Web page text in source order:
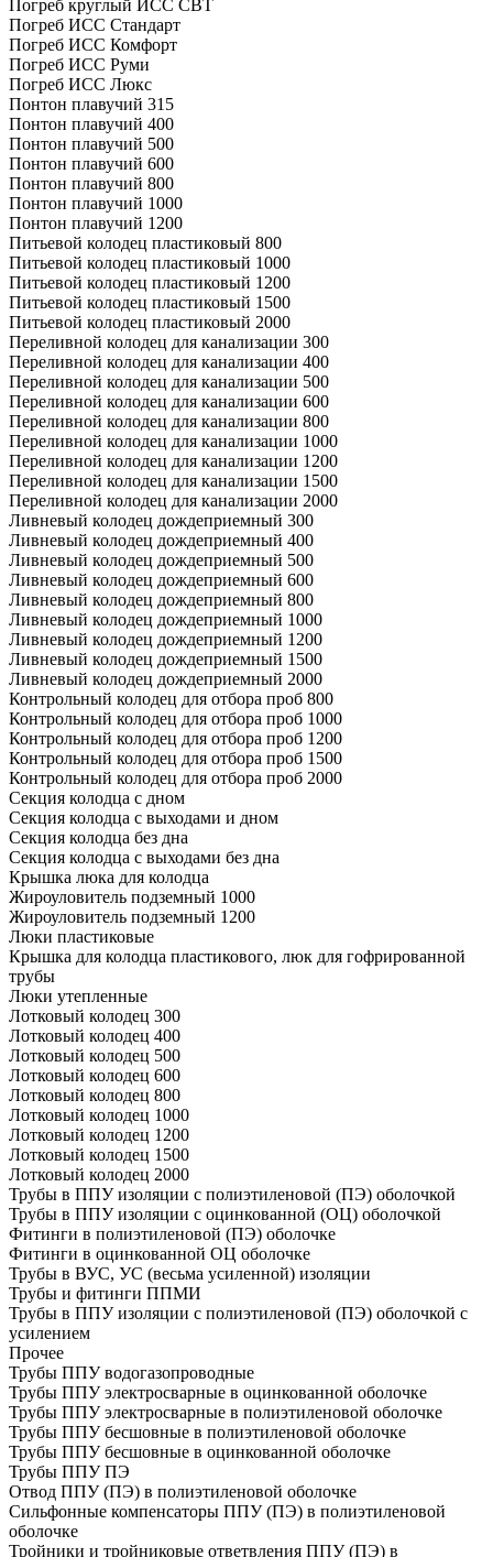
Погреб круглый ИСС СВТ
Погреб ИСС Стандарт
Погреб ИСС Комфорт
Погреб ИСС Руми
Погреб ИСС Люкс
Понтон плавучий 315
Понтон плавучий 400
Понтон плавучий 500
Понтон плавучий 600
Понтон плавучий 800
Понтон плавучий 1000
Понтон плавучий 1200
Питьевой колодец пластиковый 800
Питьевой колодец пластиковый 1000
Питьевой колодец пластиковый 1200
Питьевой колодец пластиковый 1500
Питьевой колодец пластиковый 2000
Переливной колодец для канализации 300
Переливной колодец для канализации 400
Переливной колодец для канализации 500
Переливной колодец для канализации 600
Переливной колодец для канализации 800
Переливной колодец для канализации 1000
Переливной колодец для канализации 1200
Переливной колодец для канализации 1500
Переливной колодец для канализации 2000
Ливневый колодец дождеприемный 300
Ливневый колодец дождеприемный 400
Ливневый колодец дождеприемный 500
Ливневый колодец дождеприемный 600
Ливневый колодец дождеприемный 800
Ливневый колодец дождеприемный 1000
Ливневый колодец дождеприемный 1200
Ливневый колодец дождеприемный 1500
Ливневый колодец дождеприемный 2000
Контрольный колодец для отбора проб 800
Контрольный колодец для отбора проб 1000
Контрольный колодец для отбора проб 1200
Контрольный колодец для отбора проб 1500
Контрольный колодец для отбора проб 2000
Секция колодца с дном
Секция колодца с выходами и дном
Секция колодца без дна
Секция колодца с выходами без дна
Крышка люка для колодца
Жироуловитель подземный 1000
Жироуловитель подземный 1200
Люки пластиковые
Крышка для колодца пластикового, люк для гофрированной
трубы
Люки утепленные
Лотковый колодец 300
Лотковый колодец 400
Лотковый колодец 500
Лотковый колодец 600
Лотковый колодец 800
Лотковый колодец 1000
Лотковый колодец 1200
Лотковый колодец 1500
Лотковый колодец 2000
Трубы в ППУ изоляции с полиэтиленовой (ПЭ) оболочкой
Трубы в ППУ изоляции с оцинкованной (ОЦ) оболочкой
Фитинги в полиэтиленовой (ПЭ) оболочке
Фитинги в оцинкованной ОЦ оболочке
Трубы в ВУС, УС (весьма усиленной) изоляции
Трубы и фитинги ППМИ
Трубы в ППУ изоляции с полиэтиленовой (ПЭ) оболочкой с
усилением
Прочее
Трубы ППУ водогазопроводные
Трубы ППУ электросварные в оцинкованной оболочке
Трубы ППУ электросварные в полиэтиленовой оболочке
Трубы ППУ бесшовные в полиэтиленовой оболочке
Трубы ППУ бесшовные в оцинкованной оболочке
Трубы ППУ ПЭ
Отвод ППУ (ПЭ) в полиэтиленовой оболочке
Сильфонные компенсаторы ППУ (ПЭ) в полиэтиленовой
оболочке
Тройники и тройниковые ответвления ППУ (ПЭ) в